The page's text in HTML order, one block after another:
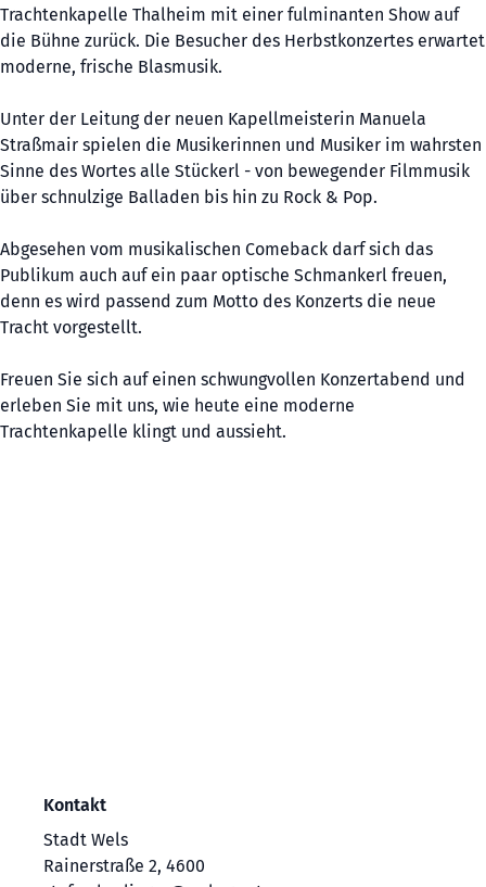
Trachtenkapelle Thalheim mit einer fulminanten Show auf
die Bühne zurück. Die Besucher des Herbstkonzertes erwartet
moderne, frische Blasmusik.
Unter der Leitung der neuen Kapellmeisterin Manuela
Straßmair spielen die Musikerinnen und Musiker im wahrsten
Sinne des Wortes alle Stückerl - von bewegender Filmmusik
über schnulzige Balladen bis hin zu Rock & Pop.
Abgesehen vom musikalischen Comeback darf sich das
Publikum auch auf ein paar optische Schmankerl freuen,
denn es wird passend zum Motto des Konzerts die neue
Tracht vorgestellt.
Freuen Sie sich auf einen schwungvollen Konzertabend und
erleben Sie mit uns, wie heute eine moderne
Trachtenkapelle klingt und aussieht.
Kontakt
Stadt Wels
Rainerstraße 2, 4600